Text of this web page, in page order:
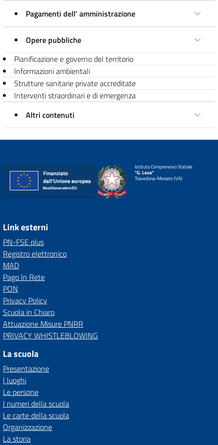
Pagamenti dell' amministrazione
Opere pubbliche
Pianificazione e governo del territorio
Informazioni ambientali
Strutture sanitarie private accreditate
Interventi straordinari e di emergenza
Altri contenuti
Istituto Comprensivo Statale
"G. Leva"
Travedona-Monate (VA)
Link esterni
PN-FSE plus
Registro elettronico
MAD
Pago In Rete
PON
Privacy Policy
Scuola in Chiaro
Attuazione Misure PNRR
PRIVACY WHISTLEBLOWING
La scuola
Presentazione
I luoghi
Le persone
I numeri della scuola
Le carte della scuola
Organizzazione
La storia